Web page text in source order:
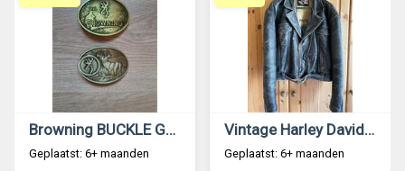
Browning BUCKLE Gesp Riem Gordel ceinture
Geplaatst: 6+ maanden
Vintage Harley Davidson Perfecto
Geplaatst: 6+ maanden